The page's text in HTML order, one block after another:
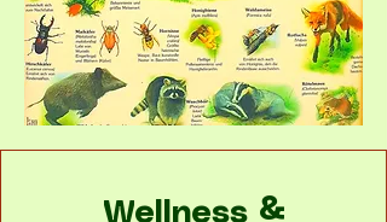
Wellness &